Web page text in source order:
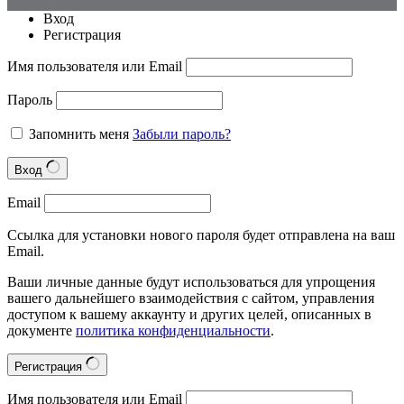
Вход
Регистрация
Имя пользователя или Email
Пароль
Запомнить меня Забыли пароль?
Вход
Email
Ссылка для установки нового пароля будет отправлена на ваш
Email.
Ваши личные данные будут использоваться для упрощения
вашего дальнейшего взаимодействия с сайтом, управления
доступом к вашему аккаунту и других целей, описанных в
документе политика конфиденциальности.
Регистрация
Имя пользователя или Email